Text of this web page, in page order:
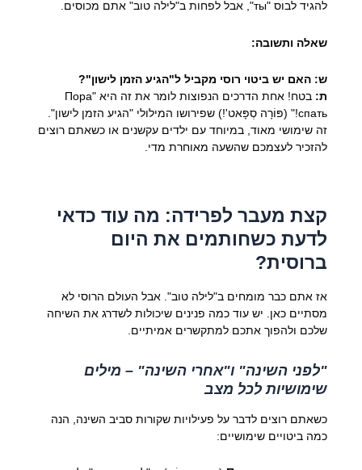
להגיד לבוס "ты", אבל לפחות ב"לילה טוב" אתם מכוסים.
שאלה ותשובה:
ש: האם יש ביטוי רוסי מקביל ל"הגיע הזמן לישון"?
ת:
בטח! אחת הדרכים הנפוצות לומר את זה היא "Пора
спать!" (פּוֹרָה סְפָּאט'!) שפירושו המילולי "הגיע הזמן לישון".
זה שימושי מאוד, במיוחד עם ילדים עקשנים או כשאתם רוצים
להזכיר לעצמכם שהשעה מאוחרת מדי.
קצת מעבר לפרידה: מה עוד כדאי
לדעת כשחותמים את היום
ברוסית?
אז אתם כבר מומחים ב"לילה טוב". אבל העולם הרוסי לא
מסתיים כאן. יש עוד כמה פנינים שיכולות לשדרג את השיחה
שלכם ולהפוך אתכם למתקשרים אמיתיים.
"לפני השינה" ו"אחרי השינה" – מילים
שימושיות לכל מצב
כשאתם רוצים לדבר על פעילויות שקורות סביב השינה, הנה
כמה ביטויים שימושיים: